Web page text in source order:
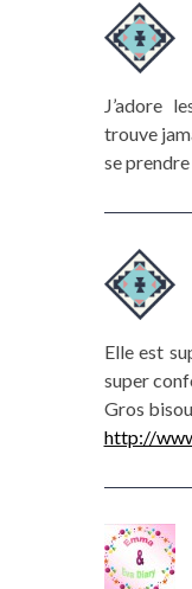
J’adore
trouve
se
Elle est
super
Gros
http://